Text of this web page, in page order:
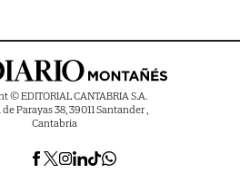
© EDITORIAL CANTABRIA S.A.
Parayas 38, 39011 Santander ,
Cantabria